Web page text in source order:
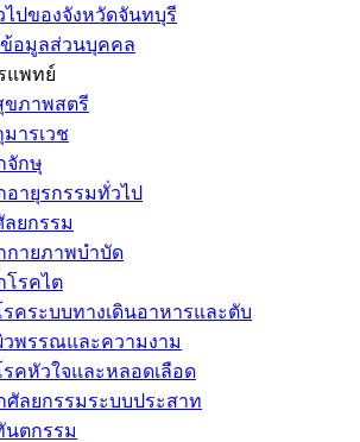
ปของจังหวัดจันทบุรี
อมูลส่วนบุคคล
แพทย์
ขภาพสตรี
ารเวช
จักษุ
ายุรกรรมทั่วไป
ยกรรม
กายภาพบำบัด
โรคไต
คระบบทางเดินอาหารและตับ
พรรณและความงาม
คหัวใจและหลอดเลือด
ศัลยกรรมระบบประสาท
นตกรรม